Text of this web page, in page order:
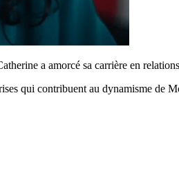
a amorcé sa carrière en
qui contribuent au dynamisme de